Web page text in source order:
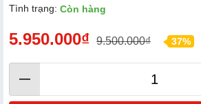
Tình trạng: Còn hàng
5.950.000₫ 9.500.000₫ 37%